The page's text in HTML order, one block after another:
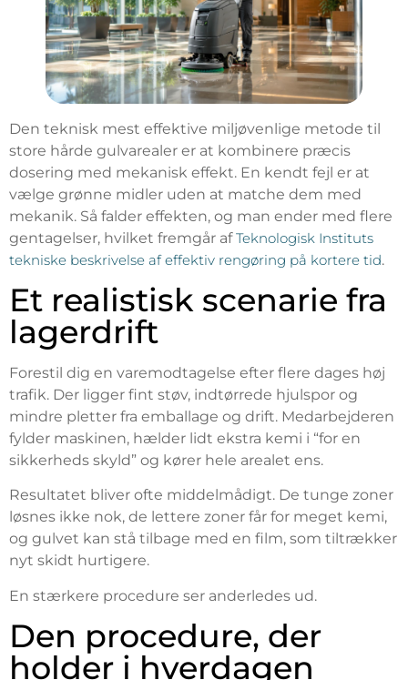
Den teknisk mest effektive miljøvenlige metode til
store hårde gulvarealer er at kombinere præcis
dosering med mekanisk effekt. En kendt fejl er at
vælge grønne midler uden at matche dem med
mekanik. Så falder effekten, og man ender med flere
gentagelser, hvilket fremgår afTeknologisk Instituts
tekniske beskrivelse af effektiv rengøring på kortere tid.
Et realistisk scenarie fra
lagerdrift
Forestil dig en varemodtagelse efter flere dages høj
trafik. Der ligger fint støv, indtørrede hjulspor og
mindre pletter fra emballage og drift. Medarbejderen
fylder maskinen, hælder lidt ekstra kemi i “for en
sikkerheds skyld” og kører hele arealet ens.
Resultatet bliver ofte middelmådigt. De tunge zoner
løsnes ikke nok, de lettere zoner får for meget kemi,
og gulvet kan stå tilbage med en film, som tiltrækker
nyt skidt hurtigere.
En stærkere procedure ser anderledes ud.
Den procedure, der
holder i hverdagen